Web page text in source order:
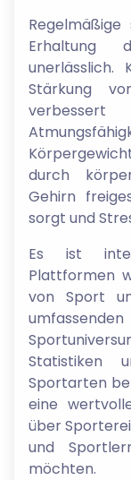
Erhaltung
unerlässlich.
Stärkung
durch
Gehirn
sorgt und
Es ist
Plattformen
von Sport
Statistiken
Sportarten
eine
über
und
möchten.